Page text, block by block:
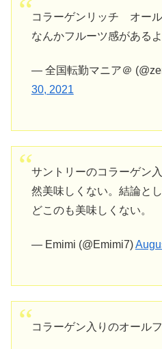
コラーゲンリッチ オール
なんかフルーツ感がある
— 全国転勤マニア＠
30, 2021
サントリーのコラーゲン
然美味しくない。結論と
どこのも美味しくない。
— Emimi (@Emimi7)
コラーゲン入りのオール